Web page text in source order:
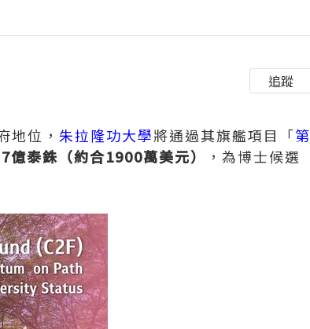
追蹤
地位， 朱拉隆功大學將通過其旗艦項目「第
7億泰銖（約合1900萬美元）
，為博士候選